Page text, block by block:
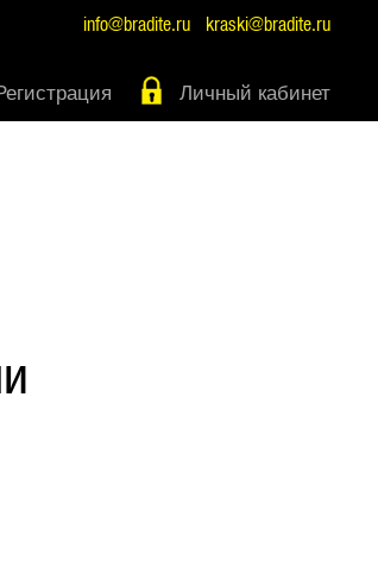
info@bradite.ru kraski@bradite.ru
Личный кабинет